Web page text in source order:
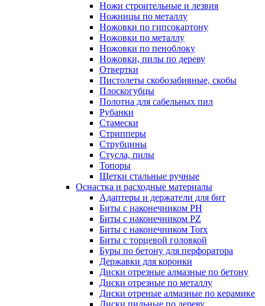
Ножи строительные и лезвия
Ножницы по металлу
Ножовки по гипсокартону
Ножовки по металлу
Ножовки по пеноблоку
Ножовки, пилы по дереву
Отвертки
Пистолеты скобозабивные, скобы
Плоскогубцы
Полотна для сабельных пил
Рубанки
Стамески
Стрипперы
Струбцины
Стусла, пилы
Топоры
Щетки стальные ручные
Оснастка и расходные материалы
Адаптеры и держатели для бит
Биты с наконечником PH
Биты с наконечником PZ
Биты с наконечником Torx
Биты с торцевой головкой
Буры по бетону для перфоратора
Державки для коронки
Диски отрезные алмазные по бетону
Диски отрезные по металлу
Диски отреные алмазные по керамике
Диски пильные по дереву